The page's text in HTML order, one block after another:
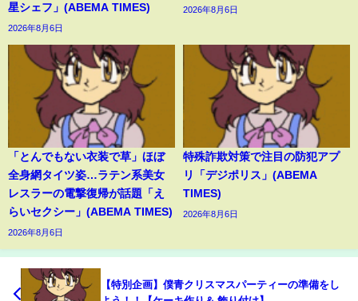
星シェフ」(ABEMA TIMES)
2026年8月6日
2026年8月6日
「とんでもない衣装で草」ほぼ
全身網タイツ姿…ラテン系美女
レスラーの電撃復帰が話題「え
らいセクシー」(ABEMA TIMES)
2026年8月6日
特殊詐欺対策で注目の防犯アプ
リ「デジポリス」(ABEMA
TIMES)
2026年8月6日
【特別企画】僕青クリスマスパーティーの準備をし